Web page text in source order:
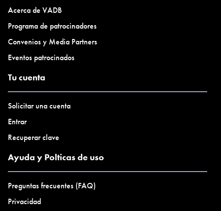
Acerca de VADB
Programa de patrocinadores
Convenios y Media Partners
Eventos patrocinados
Tu cuenta
Solicitar una cuenta
Entrar
Recuperar clave
Ayuda y Polticas de uso
Preguntas frecuentes (FAQ)
Privacidad